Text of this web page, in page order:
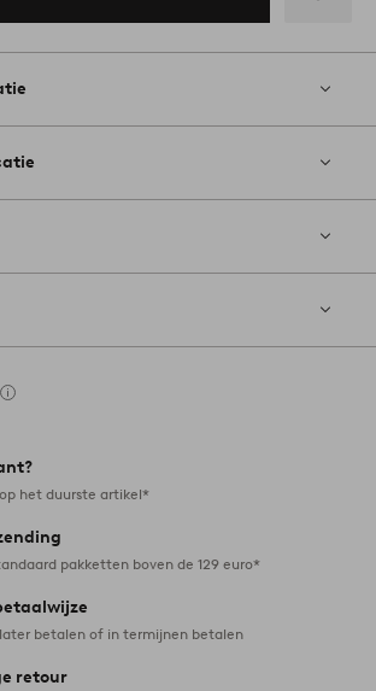
aan
het duurste artikel*
pakketten boven de 129 euro*
betalen of in termijnen betalen
retour